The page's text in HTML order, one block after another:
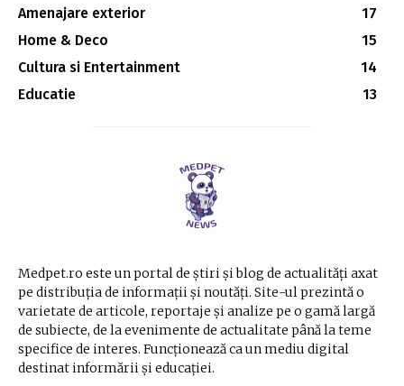
Amenajare exterior
17
Home & Deco
15
Cultura si Entertainment
14
Educatie
13
Medpet.ro este un portal de știri și blog de actualități axat
pe distribuția de informații și noutăți. Site-ul prezintă o
varietate de articole, reportaje și analize pe o gamă largă
de subiecte, de la evenimente de actualitate până la teme
specifice de interes. Funcționează ca un mediu digital
destinat informării și educației.